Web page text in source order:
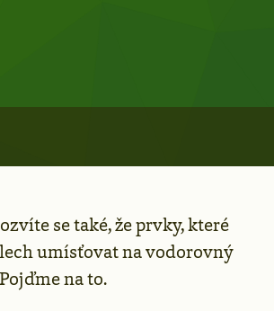
se také, že prvky, které
umísťovat na vodorovný
na to.